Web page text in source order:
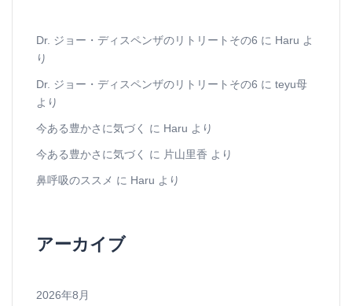
Dr. ジョー・ディスペンザのリトリートその6 に Haru よ
り
Dr. ジョー・ディスペンザのリトリートその6 に teyu母
より
今ある豊かさに気づく に Haru より
今ある豊かさに気づく に 片山里香 より
鼻呼吸のススメ に Haru より
アーカイブ
2026年8月